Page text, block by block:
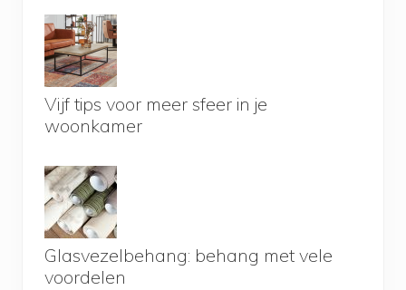
Vijf tips voor meer sfeer in je
woonkamer
Glasvezelbehang: behang met vele
voordelen